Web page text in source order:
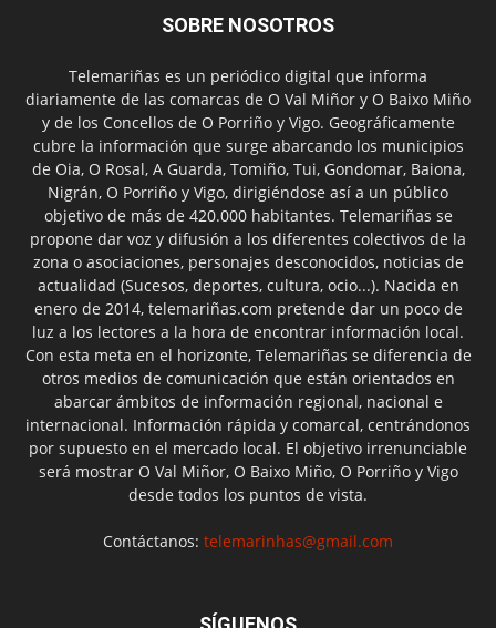
SOBRE NOSOTROS
Telemariñas es un periódico digital que informa
diariamente de las comarcas de O Val Miñor y O Baixo Miño
y de los Concellos de O Porriño y Vigo. Geográficamente
cubre la información que surge abarcando los municipios
de Oia, O Rosal, A Guarda, Tomiño, Tui, Gondomar, Baiona,
Nigrán, O Porriño y Vigo, dirigiéndose así a un público
objetivo de más de 420.000 habitantes. Telemariñas se
propone dar voz y difusión a los diferentes colectivos de la
zona o asociaciones, personajes desconocidos, noticias de
actualidad (Sucesos, deportes, cultura, ocio...). Nacida en
enero de 2014, telemariñas.com pretende dar un poco de
luz a los lectores a la hora de encontrar información local.
Con esta meta en el horizonte, Telemariñas se diferencia de
otros medios de comunicación que están orientados en
abarcar ámbitos de información regional, nacional e
internacional. Información rápida y comarcal, centrándonos
por supuesto en el mercado local. El objetivo irrenunciable
será mostrar O Val Miñor, O Baixo Miño, O Porriño y Vigo
desde todos los puntos de vista.
Contáctanos: telemarinhas@gmail.com